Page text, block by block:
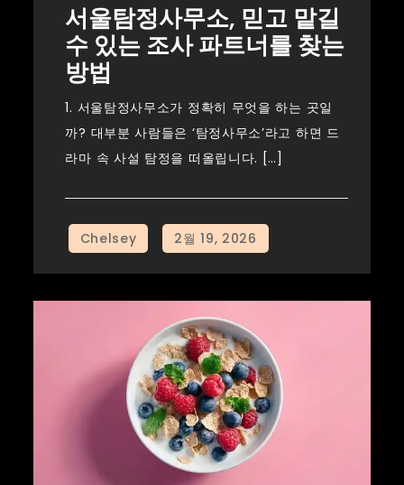
서울탐정사무소, 믿고 맡길
수 있는 조사 파트너를 찾는
방법
1. 서울탐정사무소가 정확히 무엇을 하는 곳일
까? 대부분 사람들은 ‘탐정사무소’라고 하면 드
라마 속 사설 탐정을 떠올립니다. […]